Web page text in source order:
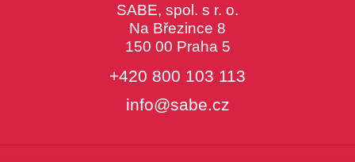
SABE, spol. s r. o.
Na Březince 8
150 00 Praha 5
+420 800 103 113
info@sabe.cz